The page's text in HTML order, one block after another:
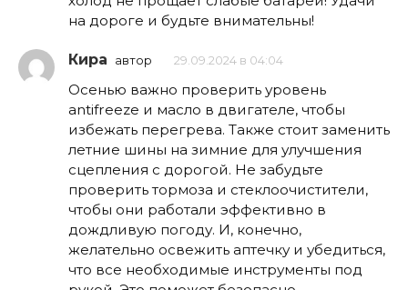
на дороге и будьте внимательны!
Кира автор 29.09.2024 в 04:04
Осенью важно проверить уровень
antifreeze и масло в двигателе, чтобы
избежать перегрева. Также стоит заменить
летние шины на зимние для улучшения
сцепления с дорогой. Не забудьте
проверить тормоза и стеклоочистители,
чтобы они работали эффективно в
дождливую погоду. И, конечно,
желательно освежить аптечку и убедиться,
что все необходимые инструменты под